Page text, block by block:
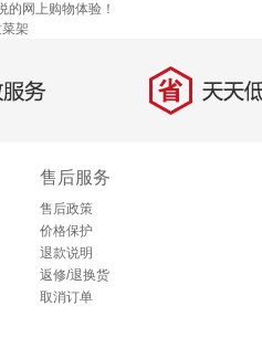
网上购物体验！
架
省 天天低
售后服务
售后政策
价格保护
退款说明
返修/退换货
取消订单